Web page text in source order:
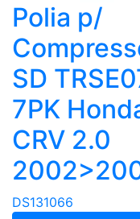
Polia p/
SD
7PK
CRV 2.0
DS131066